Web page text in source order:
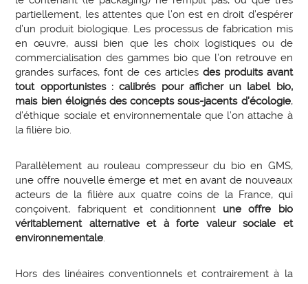
partiellement, les attentes que l’on est en droit d’espérer
d’un produit biologique. Les processus de fabrication mis
en œuvre, aussi bien que les choix logistiques ou de
commercialisation des gammes bio que l’on retrouve en
grandes surfaces, font de ces articles des produits avant
tout opportunistes : calibrés pour afficher un label bio,
mais bien éloignés des concepts sous-jacents d’écologie,
d’éthique sociale et environnementale que l’on attache à
la filière bio.
Parallèlement au rouleau compresseur du bio en GMS,
une offre nouvelle émerge et met en avant de nouveaux
acteurs de la filière aux quatre coins de la France, qui
conçoivent, fabriquent et conditionnent une offre bio
véritablement alternative et à forte valeur sociale et
environnementale.
Hors des linéaires conventionnels et contrairement à la